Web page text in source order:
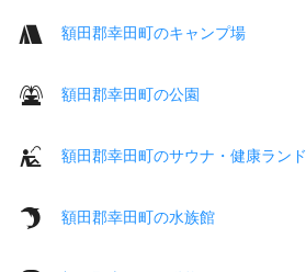
額田郡幸田町のキャンプ場
額田郡幸田町の公園
額田郡幸田町のサウナ・健康ランド
額田郡幸田町の水族館